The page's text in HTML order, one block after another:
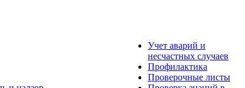
Учет аварий и
несчастных случаев
Профилактика
Проверочные листы